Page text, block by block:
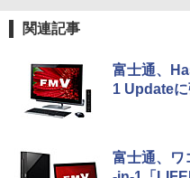
関連記事
富士通、
1 Update
富士通、ワ